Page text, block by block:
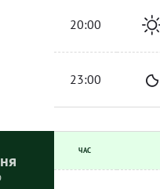
20:00
23:00
ЧАС